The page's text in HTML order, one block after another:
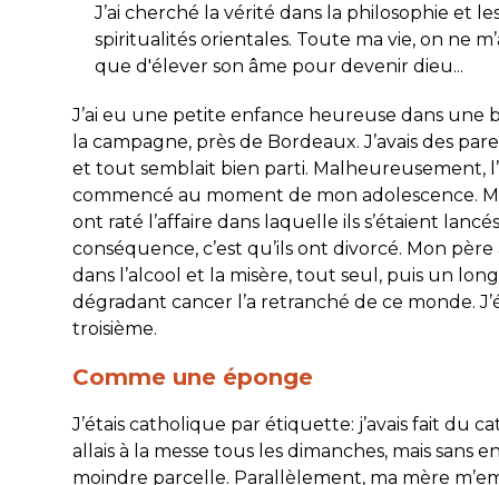
J’ai cherché la vérité dans la philosophie et
spiritualités orientales. Toute ma vie, on ne
que d'élever son âme pour devenir dieu...
J’ai eu une petite enfance heureuse dans une
la campagne, près de Bordeaux. J’avais des
et tout semblait bien parti. Malheureusement,
commencé au moment de mon adolescence.
ont raté l’affaire dans laquelle ils s’étaient
conséquence, c’est qu’ils ont divorcé. Mon
dans l’alcool et la misère, tout seul, puis un
dégradant cancer l’a retranché de ce monde.
troisième.
Comme une éponge
J’étais catholique par étiquette: j’avais fait du
allais à la messe tous les dimanches, mais sans
moindre parcelle. Parallèlement, ma mère